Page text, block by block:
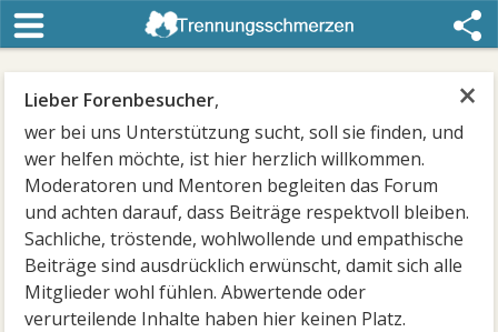
×
Lieber Forenbesucher,
wer bei uns Unterstützung sucht, soll sie finden, und
wer helfen möchte, ist hier herzlich willkommen.
Moderatoren und Mentoren begleiten das Forum
und achten darauf, dass Beiträge respektvoll bleiben.
Sachliche, tröstende, wohlwollende und empathische
Beiträge sind ausdrücklich erwünscht, damit sich alle
Mitglieder wohl fühlen. Abwertende oder
verurteilende Inhalte haben hier keinen Platz.